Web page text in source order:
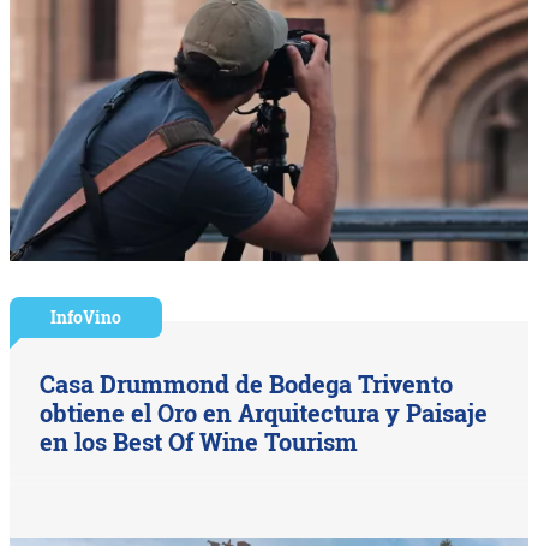
InfoVino
Casa Drummond de Bodega Trivento
obtiene el Oro en Arquitectura y Paisaje
en los Best Of Wine Tourism